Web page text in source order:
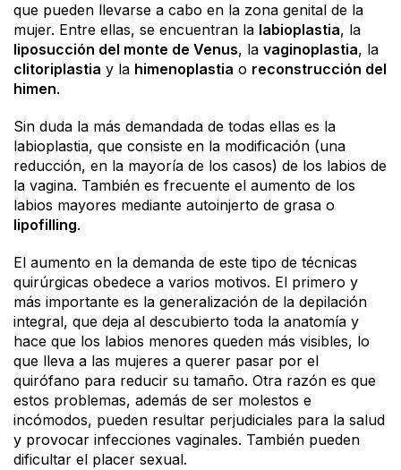
que pueden llevarse a cabo en la zona genital de la
mujer. Entre ellas, se encuentran la labioplastia, la
liposucción del monte de Venus, la vaginoplastia, la
clitoriplastia y la himenoplastia o reconstrucción del
himen.
Sin duda la más demandada de todas ellas es la
labioplastia, que consiste en la modificación (una
reducción, en la mayoría de los casos) de los labios de
la vagina. También es frecuente el aumento de los
labios mayores mediante autoinjerto de grasa o
lipofilling.
El aumento en la demanda de este tipo de técnicas
quirúrgicas obedece a varios motivos. El primero y
más importante es la generalización de la depilación
integral, que deja al descubierto toda la anatomía y
hace que los labios menores queden más visibles, lo
que lleva a las mujeres a querer pasar por el
quirófano para reducir su tamaño. Otra razón es que
estos problemas, además de ser molestos e
incómodos, pueden resultar perjudiciales para la salud
y provocar infecciones vaginales. También pueden
dificultar el placer sexual.